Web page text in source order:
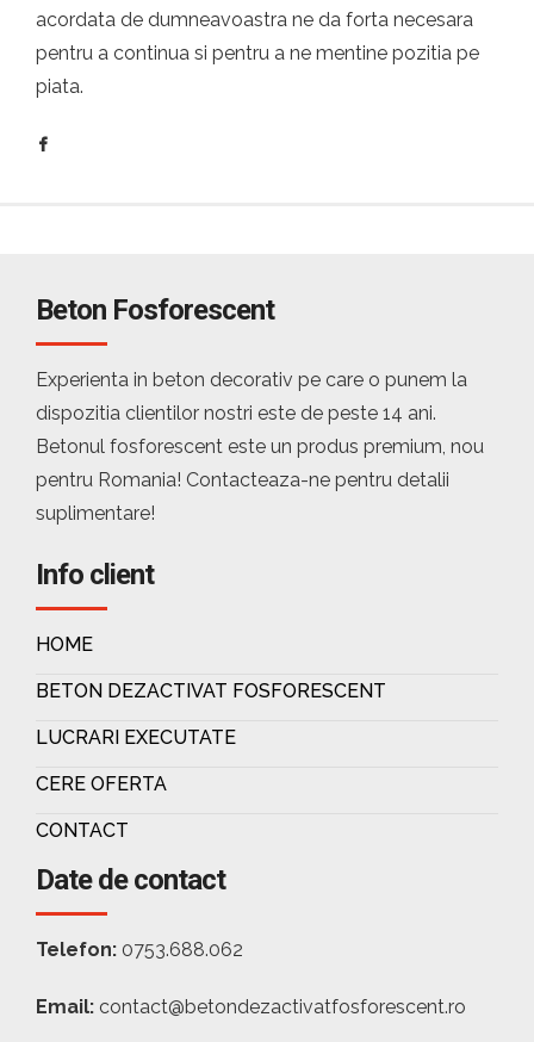
acordata de dumneavoastra ne da forta necesara
pentru a continua si pentru a ne mentine pozitia pe
piata.
Beton Fosforescent
Experienta in beton decorativ pe care o punem la
dispozitia clientilor nostri este de peste 14 ani.
Betonul fosforescent este un produs premium, nou
pentru Romania! Contacteaza-ne pentru detalii
suplimentare!
Info client
HOME
BETON DEZACTIVAT FOSFORESCENT
LUCRARI EXECUTATE
CERE OFERTA
CONTACT
Date de contact
Telefon: 0753.688.062
Email: contact@betondezactivatfosforescent.ro